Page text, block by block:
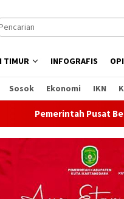
TIMUR INFOGRAFIS
Sosok Ekonomi IKN
Pusat Berencana